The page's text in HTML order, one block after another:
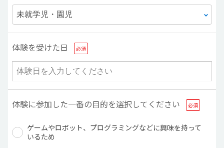
体験を受けた日
体験に参加した一番の目的を選択してください
ゲームやロボット、プログラミングなどに興味を持って
いるため